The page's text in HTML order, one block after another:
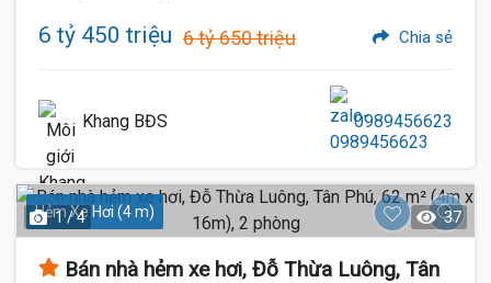
6 tỷ 450 triệu 6 tỷ 650 triệu Chia sẻ
Khang BĐS 0989456623
Hẻm Xe Hơi (4 m)
1 / 4 37
Bán nhà hẻm xe hơi, Đỗ Thừa Luông, Tân